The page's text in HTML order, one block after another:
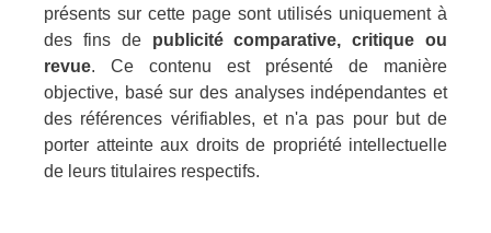
présents sur cette page sont utilisés uniquement à
des fins de publicité comparative, critique ou
revue. Ce contenu est présenté de manière
objective, basé sur des analyses indépendantes et
des références vérifiables, et n'a pas pour but de
porter atteinte aux droits de propriété intellectuelle
de leurs titulaires respectifs.